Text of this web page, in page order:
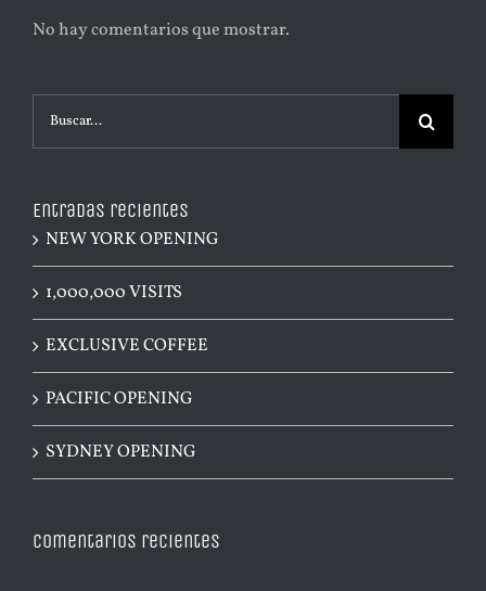
No hay comentarios que mostrar.
Entradas recientes
NEW YORK OPENING
1,000,000 VISITS
EXCLUSIVE COFFEE
PACIFIC OPENING
SYDNEY OPENING
Comentarios recientes